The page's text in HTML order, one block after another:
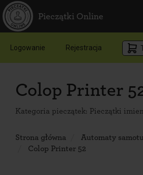
Pieczątki Online
Logowanie Rejestracja
Colop Printer
Kategoria pieczątek: Pieczątki
Strona główna
Automaty
Colop Printer 52